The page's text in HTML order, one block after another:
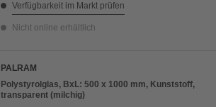
Verfügbarkeit im Markt prüfen
Nicht online erhältlich
PALRAM
Polystyrolglas, BxL: 500 x 1000 mm, Kunststoff,
transparent (milchig)